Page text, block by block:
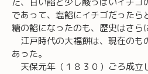
であって、塩餡にイチゴだった
糖の餡になったのも、歴史はさら
江戸時代の大福餅は、現在のも
あった。
天保元年（１８３０）ごろ成立